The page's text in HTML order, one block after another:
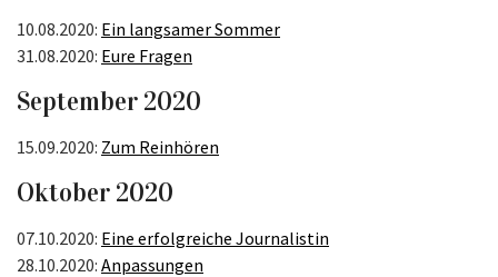
10.08.2020: Ein langsamer Sommer
31.08.2020: Eure Fragen
September 2020
15.09.2020: Zum Reinhören
Oktober 2020
07.10.2020: Eine erfolgreiche Journalistin
28.10.2020: Anpassungen